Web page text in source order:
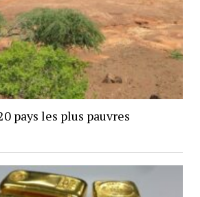
pays les plus pauvres